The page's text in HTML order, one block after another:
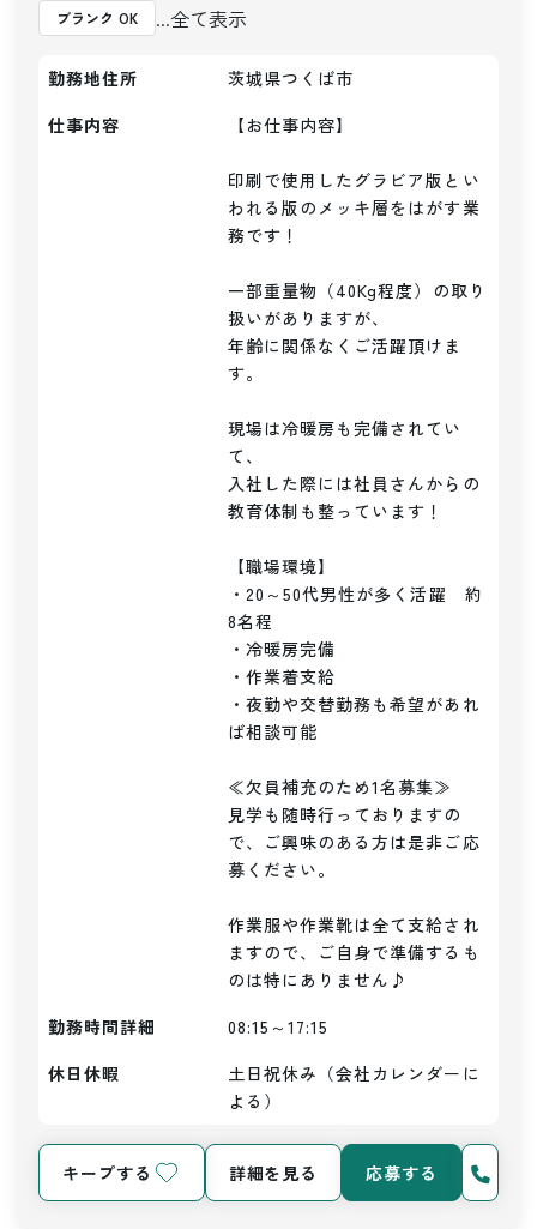
ブランク OK ...全て表示
勤務地住所
茨城県つくば市
仕事内容
【お仕事内容】
印刷で使用したグラビア版とい
われる版のメッキ層をはがす業
務です！
一部重量物（40Kg程度）の取り
扱いがありますが、
年齢に関係なくご活躍頂けま
す。
現場は冷暖房も完備されてい
て、
入社した際には社員さんからの
教育体制も整っています！
【職場環境】
・20～50代男性が多く活躍　約
8名程
・冷暖房完備
・作業着支給
・夜勤や交替勤務も希望があれ
ば相談可能
≪欠員補充のため1名募集≫
見学も随時行っておりますの
で、ご興味のある方は是非ご応
募ください。
作業服や作業靴は全て支給され
ますので、ご自身で準備するも
のは特にありません♪
勤務時間詳細
08:15～17:15
休日休暇
土日祝休み（会社カレンダーに
よる）
キープする 詳細を見る 応募する